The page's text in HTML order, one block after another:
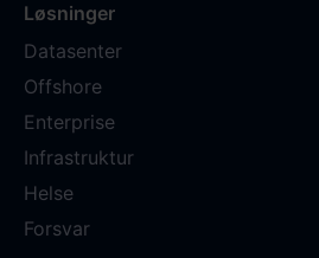
Løsninger
Datasenter
Offshore
Enterprise
Infrastruktur
Helse
Forsvar